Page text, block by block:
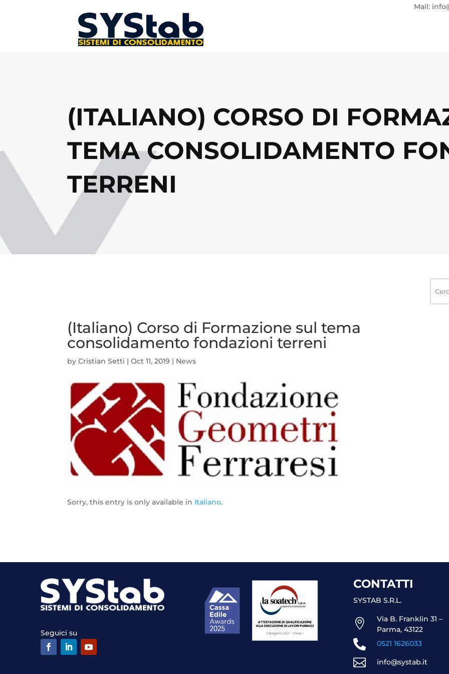
Mail:
(ITALIANO) CORSO DI
TEMA CONSOLIDAMENTO
TERRENI
(Italiano) Corso di Formazione sul tema
consolidamento fondazioni terreni
byCristian Setti |Oct 11, 2019 | News
Sorry, this entry is only available in Italiano.
Seguici su
CONTATTI
SYSTAB S.R.L.

Via B. Franklin 31 –
Parma, 43122
 0521 1626033
 info@systab.it